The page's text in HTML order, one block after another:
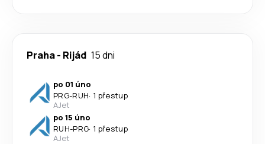
Praha- Rijád 15 dni
po 01 úno
PRG-RUH· 1 přestup
AJet
po 15 úno
RUH-PRG· 1 přestup
AJet